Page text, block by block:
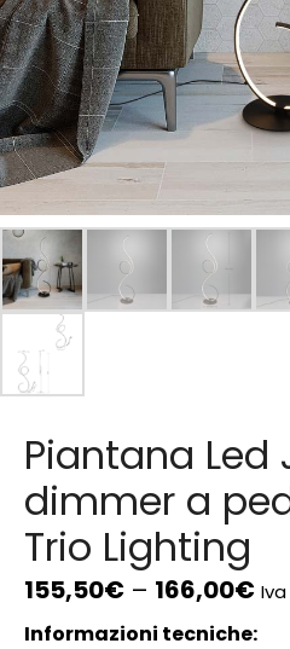
Piantana Led
dimmer a
Trio Lighting
155,50€ – 166,00€
Informazioni tecniche: